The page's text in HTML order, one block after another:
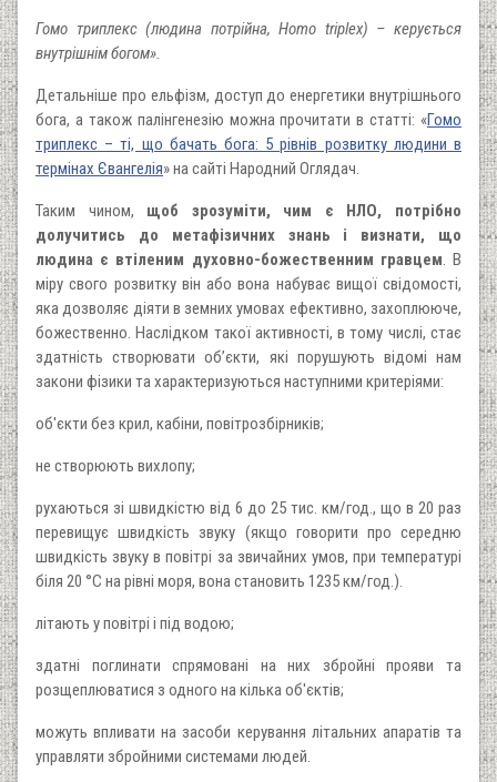
Гомо триплекс (людина потрійна, Homo triplex) – керується
внутрішнім богом».
Детальніше про ельфізм, доступ до енергетики внутрішнього
бога, а також палінгенезію можна прочитати в статті: «Гомо
триплекс – ті, що бачать бога: 5 рівнів розвитку людини в
термінах Євангелія» на сайті Народний Оглядач.
Таким чином, щоб зрозуміти, чим є НЛО, потрібно
долучитись до метафізичних знань і визнати, що
людина є втіленим духовно-божественним гравцем. В
міру свого розвитку він або вона набуває вищої свідомості,
яка дозволяє діяти в земних умовах ефективно, захоплююче,
божественно. Наслідком такої активності, в тому числі, стає
здатність створювати об’єкти, які порушують відомі нам
закони фізики та характеризуються наступними критеріями:
об'єкти без крил, кабіни, повітрозбірників;
не створюють вихлопу;
рухаються зі швидкістю від 6 до 25 тис. км/год., що в 20 раз
перевищує швидкість звуку (якщо говорити про середню
швидкість звуку в повітрі за звичайних умов, при температурі
біля 20 °C на рівні моря, вона становить 1235 км/год.).
літають у повітрі і під водою;
здатні поглинати спрямовані на них збройні прояви та
розщеплюватися з одного на кілька об'єктів;
можуть впливати на засоби керування літальних апаратів та
управляти збройними системами людей.